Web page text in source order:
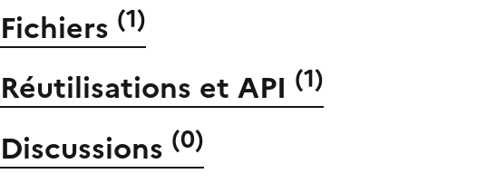
Fichiers (1)
Réutilisations et API (1)
Discussions (0)